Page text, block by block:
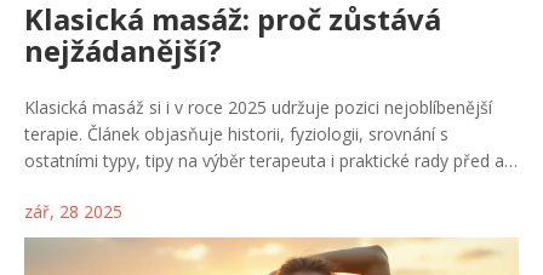
Klasická masáž: proč zůstává
nejžádanější?
Klasická masáž si i v roce 2025 udržuje pozici nejoblíbenější
terapie. Článek objasňuje historii, fyziologii, srovnání s
ostatními typy, tipy na výběr terapeuta i praktické rady před a
zář, 28 2025